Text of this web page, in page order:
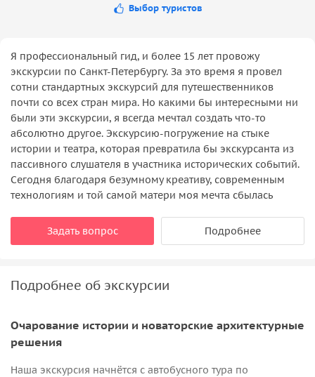
Выбор туристов
Я профессиональный гид, и более 15 лет провожу
экскурсии по Санкт-Петербургу. За это время я провел
сотни стандартных экскурсий для путешественников
почти со всех стран мира. Но какими бы интересными ни
были эти экскурсии, я всегда мечтал создать что-то
абсолютно другое. Экскурсию-погружение на стыке
истории и театра, которая превратила бы экскурсанта из
пассивного слушателя в участника исторических событий.
Сегодня благодаря безумному креативу, современным
технологиям и той самой матери моя мечта сбылась
Задать вопрос Подробнее
Подробнее об экскурсии
Очарование истории и новаторские архитектурные
решения
Наша экскурсия начнётся с автобусного тура по